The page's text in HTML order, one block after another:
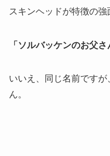
スキンヘッドが特徴の強
「ソルバッケンのお父さ
いいえ、同じ名前です
ん。